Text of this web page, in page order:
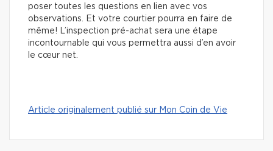
poser toutes les questions en lien avec vos
observations. Et votre courtier pourra en faire de
même! L’inspection pré-achat sera une étape
incontournable qui vous permettra aussi d’en avoir
le cœur net.
Article originalement publié sur Mon Coin de Vie